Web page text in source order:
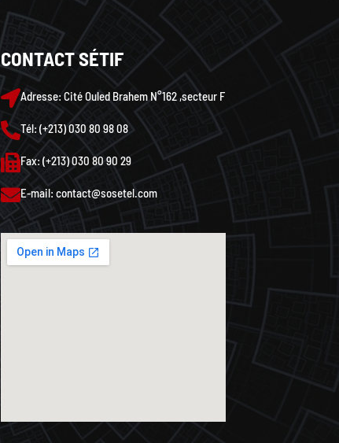
CONTACT SÉTIF
Adresse: Cité Ouled Brahem N°162 ,secteur F
Tél: (+213) 030 80 98 08
Fax: (+213) 030 80 90 29
E-mail: contact@sosetel.com